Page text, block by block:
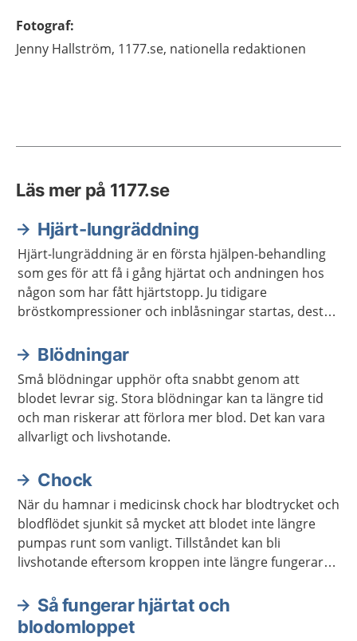
Fotograf:
Jenny Hallström, 1177.se, nationella redaktionen
Läs mer på 1177.se
Hjärt-lungräddning
Hjärt-lungräddning är en första hjälpen-behandling
som ges för att få i gång hjärtat och andningen hos
någon som har fått hjärtstopp. Ju tidigare
bröstkompressioner och inblåsningar startas, desto
lungräddning brukar förkortas HLR.
Blödningar
Små blödningar upphör ofta snabbt genom att
blodet levrar sig. Stora blödningar kan ta längre tid
och man riskerar att förlora mer blod. Det kan vara
allvarligt och livshotande.
Chock
När du hamnar i medicinsk chock har blodtrycket och
blodflödet sjunkit så mycket att blodet inte längre
pumpas runt som vanligt. Tillståndet kan bli
livshotande eftersom kroppen inte längre fungerar
Så fungerar hjärtat och
blodomloppet